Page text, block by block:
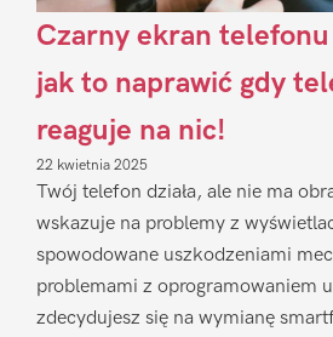
Czarny ekran
jak to naprawić gdy
reaguje na nic!
22 kwietnia 2025
Twój telefon działa, ale nie ma
wskazuje na problemy z
spowodowane uszkodzeniami
problemami z oprogramowaniem
zdecydujesz się na wymianę